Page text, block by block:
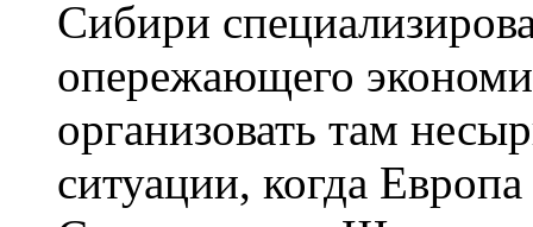
Сибири
опережающего
организовать там
ситуации, когда